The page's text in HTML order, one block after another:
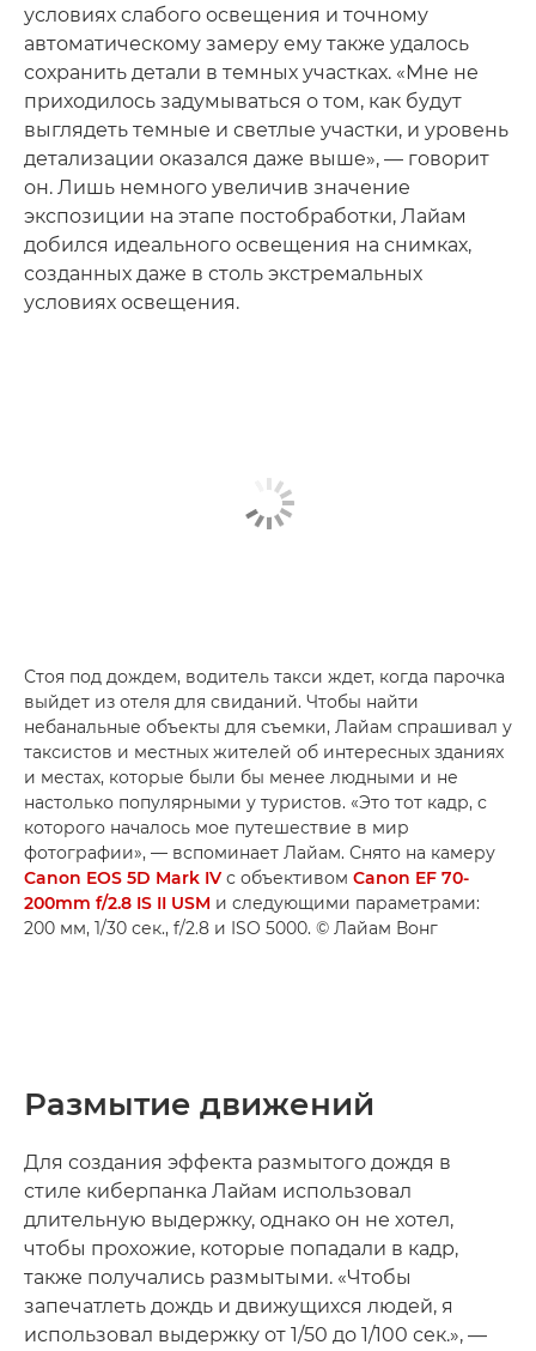
условиях слабого освещения и точному
автоматическому замеру ему также удалось
сохранить детали в темных участках. «Мне не
приходилось задумываться о том, как будут
выглядеть темные и светлые участки, и уровень
детализации оказался даже выше», — говорит
он. Лишь немного увеличив значение
экспозиции на этапе постобработки, Лайам
добился идеального освещения на снимках,
созданных даже в столь экстремальных
условиях освещения.
Стоя под дождем, водитель такси ждет, когда парочка
выйдет из отеля для свиданий. Чтобы найти
небанальные объекты для съемки, Лайам спрашивал у
таксистов и местных жителей об интересных зданиях
и местах, которые были бы менее людными и не
настолько популярными у туристов. «Это тот кадр, с
которого началось мое путешествие в мир
фотографии», — вспоминает Лайам. Снято на камеру
Canon EOS 5D Mark IV с объективом Canon EF 70-
200mm f/2.8 IS II USM и следующими параметрами:
200 мм, 1/30 сек., f/2.8 и ISO 5000. © Лайам Вонг
Размытие движений
Для создания эффекта размытого дождя в
стиле киберпанка Лайам использовал
длительную выдержку, однако он не хотел,
чтобы прохожие, которые попадали в кадр,
также получались размытыми. «Чтобы
запечатлеть дождь и движущихся людей, я
использовал выдержку от 1/50 до 1/100 сек.», —